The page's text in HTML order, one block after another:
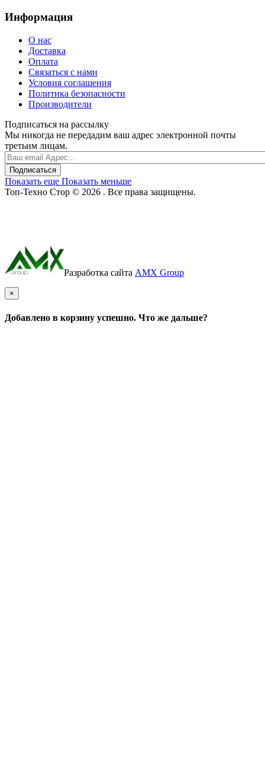
Информация
О нас
Доставка
Оплата
Связаться с нами
Условия соглашения
Политика безопасности
Производители
Подписаться на рассылку
Мы никогда не передадим ваш адрес электронной почты
третьим лицам.
Подписаться
Показать еще Показать меньше
Топ-Техно Стор © 2026 . Все права защищены.
Разработка сайта AMX Group
×
Добавлено в корзину успешно. Что же дальше?